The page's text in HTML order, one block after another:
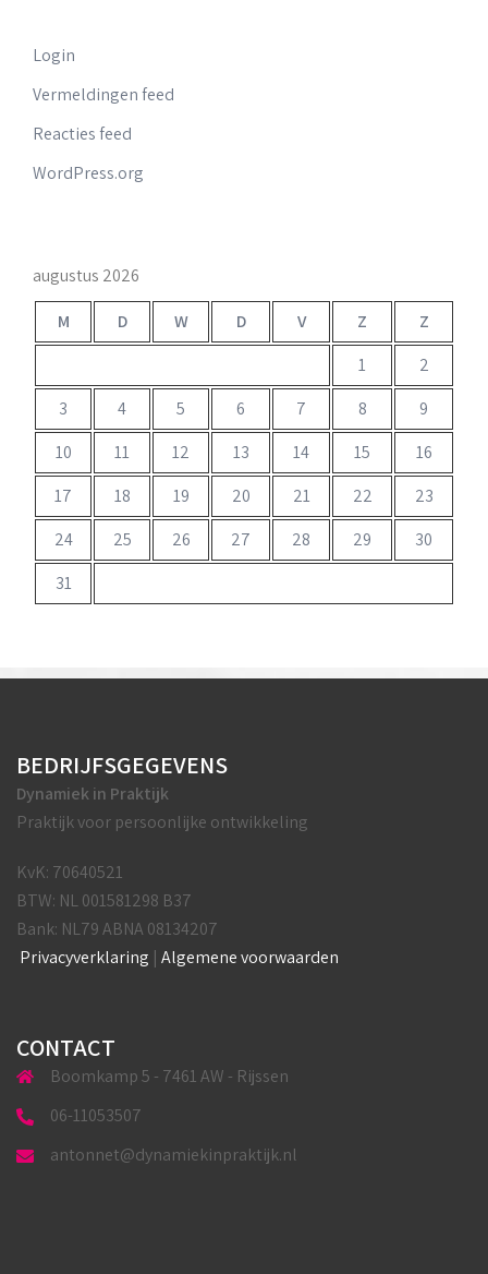
Login
Vermeldingen feed
Reacties feed
WordPress.org
augustus 2026
M
D W D V Z
Z
1
2
3
4 5 6 7 8
9
10
11 12 13 14 15
16
17
18 19 20 21 22
23
24
25 26 27 28 29
30
31
BEDRIJFSGEGEVENS
Dynamiek in Praktijk
Praktijk voor persoonlijke ontwikkeling
KvK: 70640521
BTW: NL 001581298 B37
Bank: NL79 ABNA 08134207
Privacyverklaring | Algemene voorwaarden
CONTACT
Boomkamp 5 - 7461 AW - Rijssen
06-11053507
antonnet@dynamiekinpraktijk.nl